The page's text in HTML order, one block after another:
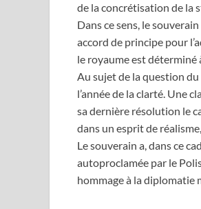
de la concrétisation de la
Dans ce sens, le
accord de principe pour
le royaume est
Au sujet de la question du
l’année de la clarté. Une
sa dernière résolution le
dans un esprit de
Le souverain a, dans ce
autoproclamée par le
hommage à la diplomatie